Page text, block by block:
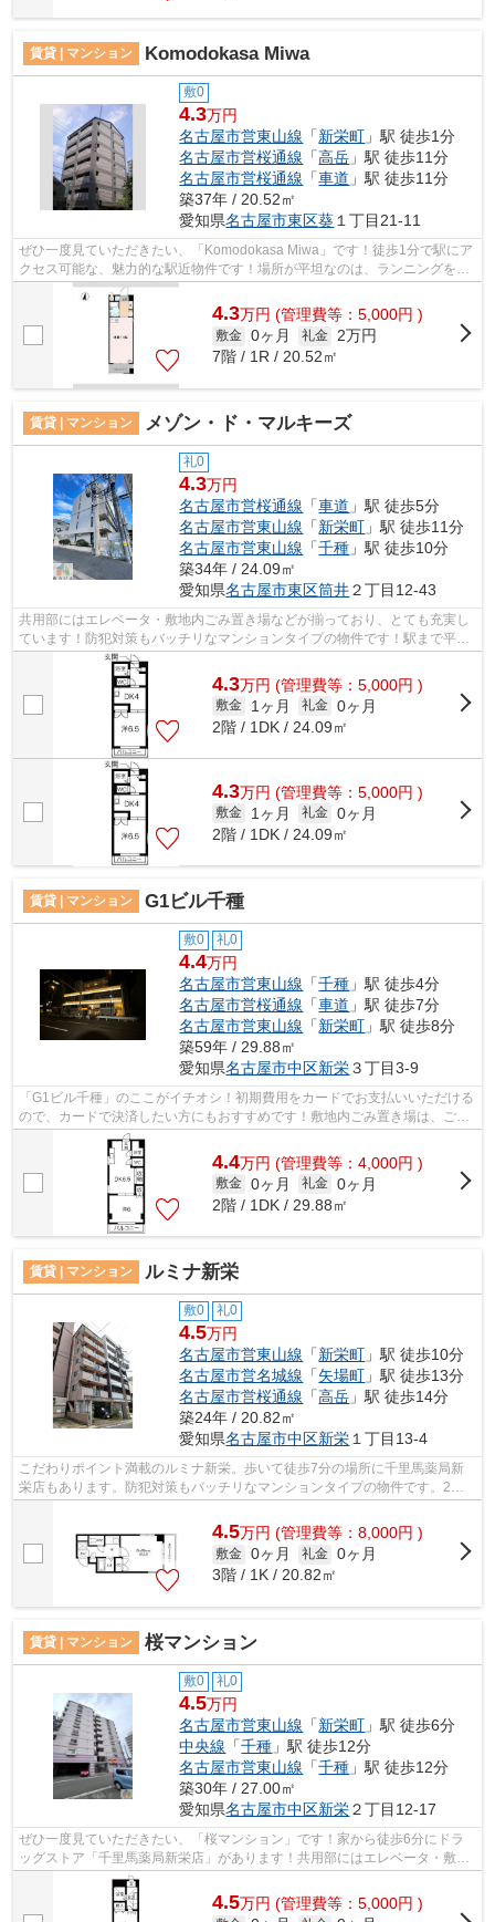
賃貸 | マンション Komodokasa Miwa
敷0
4.3万円
名古屋市営東山線 「新栄町 」駅 徒歩1分
名古屋市営桜通線 「高岳 」駅 徒歩11分
名古屋市営桜通線 「車道 」駅 徒歩11分
築37年 / 20.52㎡
愛知県名古屋市東区葵 １丁目21-11
ぜひ一度見ていただきたい、「Komodokasa Miwa」です！徒歩1分で駅にア
クセス可能な、魅力的な駅近物件です！場所が平坦なのは、ランニングをす
る上で抑えたいポイントですね！上から...
4.3万円 (管理費等：5,000円 )
敷金 0ヶ月 礼金
2万円
7階 / 1R / 20.52㎡
賃貸 | マンション メゾン・ド・マルキーズ
礼0
4.3万円
名古屋市営桜通線 「車道 」駅 徒歩5分
名古屋市営東山線 「新栄町 」駅 徒歩11分
名古屋市営東山線 「千種 」駅 徒歩10分
築34年 / 24.09㎡
愛知県名古屋市東区筒井２丁目12-43
共用部にはエレベータ・敷地内ごみ置き場などが揃っており、とても充実し
ています！防犯対策もバッチリなマンションタイプの物件です！駅まで平坦
な場所に位置する物件で、自転車をよ...
4.3万円 (管理費等：5,000円 )
敷金 1ヶ月 礼金 0ヶ月
2階 / 1DK / 24.09㎡
4.3万円 (管理費等：5,000円 )
敷金 1ヶ月 礼金 0ヶ月
2階 / 1DK / 24.09㎡
賃貸 | マンション G1ビル千種
敷0 礼0
4.4万円
名古屋市営東山線 「千種 」駅 徒歩4分
名古屋市営桜通線 「車道 」駅 徒歩7分
名古屋市営東山線 「新栄町 」駅 徒歩8分
築59年 / 29.88㎡
愛知県名古屋市中区新栄３丁目3-9
「G1ビル千種」のここがイチオシ！初期費用をカードでお支払いいただける
ので、カードで決済したい方にもおすすめです！敷地内ごみ置き場は、ごみ
を捨てる手間を減らしてくれます！こ...
4.4万円 (管理費等：4,000円 )
敷金 0ヶ月 礼金 0ヶ月
2階 / 1DK / 29.88㎡
賃貸 | マンション ルミナ新栄
敷0 礼0
4.5万円
名古屋市営東山線 「新栄町 」駅 徒歩10分
名古屋市営名城線 「矢場町 」駅 徒歩13分
名古屋市営桜通線 「高岳 」駅 徒歩14分
築24年 / 20.82㎡
愛知県名古屋市中区新栄 １丁目13-4
こだわりポイント満載のルミナ新栄。歩いて徒歩7分の場所に千里馬薬局新
栄店もあります。防犯対策もバッチリなマンションタイプの物件です。2駅
4.5万円 (管理費等：8,000円 )
敷金 0ヶ月 礼金 0ヶ月
3階 / 1K / 20.82㎡
賃貸 | マンション 桜マンション
敷0 礼0
4.5万円
名古屋市営東山線 「新栄町 」駅 徒歩6分
中央線 「千種 」駅 徒歩12分
名古屋市営東山線 「千種 」駅 徒歩12分
築30年 / 27.00㎡
愛知県名古屋市中区新栄２丁目12-17
ぜひ一度見ていただきたい、「桜マンション」です！家から徒歩6分にドラ
ッグストア「千里馬薬局新栄店」があります！共用部にはエレベータ・敷地
内ごみ置き場などが揃っており、とても...
4.5万円 (管理費等：5,000円 )